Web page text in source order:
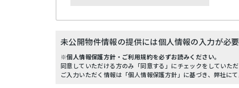
未公開物件情報の提供には個人情報の入力が必
※個人情報保護方針・ご利用規約を必ずお読みください。
同意していただける方のみ「同意する」にチェックをしていた
ご入力いただく情報は「個人情報保護方針」に基づき、弊社にて